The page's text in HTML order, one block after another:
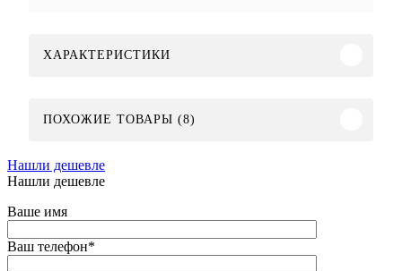
ХАРАКТЕРИСТИКИ
ПОХОЖИЕ ТОВАРЫ (8)
Нашли дешевле
Нашли дешевле
Ваше имя
Ваш телефон*